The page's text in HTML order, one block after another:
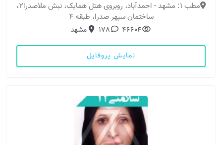
مطب 1: مشهد - احمدآباد، روبروی هتل همایک، نبش ملاصدرا2،
ساختمان سپهر صدرا، طبقه 4
46604
178 مشهد
نمایش پروفایل